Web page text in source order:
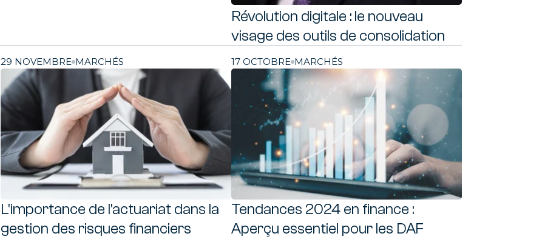
29 NOVEMBRE MARCHÉS
Révolution digitale : le nouveau
visage des outils de consolidation
17 OCTOBRE MARCHÉS
L'importance de l'actuariat dans la
gestion des risques financiers
Tendances 2024 en finance :
Aperçu essentiel pour les DAF